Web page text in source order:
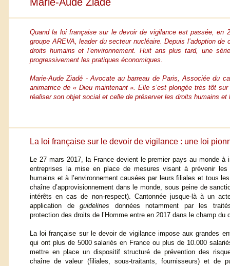
Quand la loi française sur le devoir de vigilance est passée, en
groupe AREVA, leader du secteur nucléaire. Depuis l’adoption
droits humains et l’environnement. Huit ans plus tard, une
progressivement les pratiques économiques.
Marie-Aude Ziadé - Avocate au barreau de Paris, Associée du
animatrice de « Dieu maintenant ». Elle s’est plongée très tôt
réaliser son objet social et celle de préserver les droits humains
La loi française sur le devoir de vigilance : une loi
Le 27 mars 2017, la France devient le premier pays au monde à
entreprises la mise en place de mesures visant à prévenir
humains et à l’environnement causées par leurs filiales et tous
chaîne d’approvisionnement dans le monde, sous peine de
intérêts en cas de non-respect). Cantonnée jusque-là à un
application deguidelines données notamment par les
protection des droits de l’Homme entre en 2017 dans le champ du
La loi française sur le devoir de vigilance impose aux grandes
qui ont plus de 5000 salariés en France ou plus de 10.000
mettre en place un dispositif structuré de prévention des
chaîne de valeur (filiales, sous-traitants, fournisseurs) et de